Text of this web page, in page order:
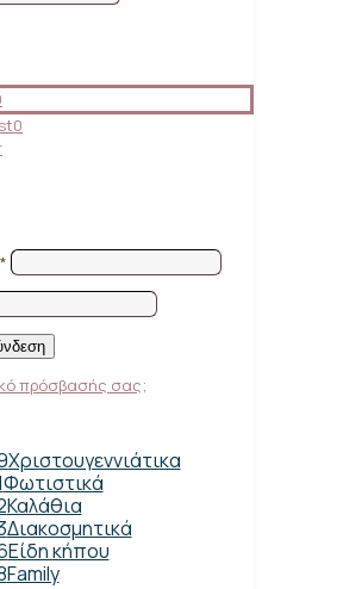
0
*
πρόσβασής σας;
Χριστουγεννιάτικα
Φωτιστικά
Καλάθια
Διακοσμητικά
Είδη κήπου
Family